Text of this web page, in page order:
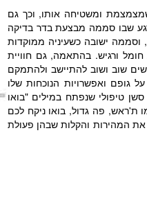
ומשטיחה אותו, וכך גם
שבו סממה מבצעת בדר בדיקה
ישובה כשעיניה ממוקדות
ורגיש. בהתאמה, גם חוויית
שוב ושוב להתיישב ולהתמקם
ואפשרויות הנוכחות שלו
טיפולי שנפתח במילים "בואו
פה גדול, בואו ניקח לכם
את המהירות והקלות שבהן פעולת